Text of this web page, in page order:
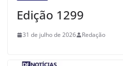
Edição 1299
31 de julho de 2026 Redação